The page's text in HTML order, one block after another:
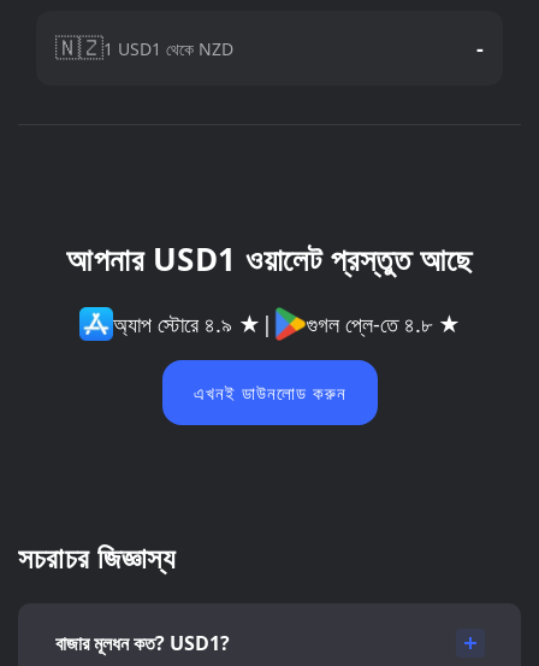
🇳🇿1 USD1 থেকে NZD -
আপনার USD1 ওয়ালেট প্রস্তুত আছে
অ্যাপ স্টোরে ৪.৯ ★ | গুগল প্লে-তে ৪.৮ ★
এখনই ডাউনলোড করুন
সচরাচর জিজ্ঞাস্য
বাজার মূলধন কত? USD1?